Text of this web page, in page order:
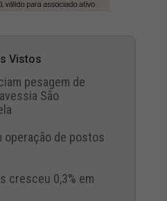
Vistos
pesagem de
São
operação de postos
cresceu 0,3% em